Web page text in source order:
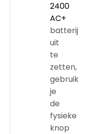
2400
AC+
batterij
uit
te
zetten,
gebruik
je
de
fysieke
knop